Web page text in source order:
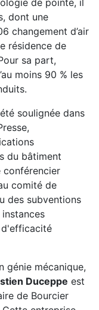
de pointe, il
dont une
changement d’air
résidence de
sa part,
moins 90 % les
soulignée dans
du bâtiment
conférencier
comité de
des subventions
d'efficacité
génie mécanique,
Duceppe est
de Bourcier